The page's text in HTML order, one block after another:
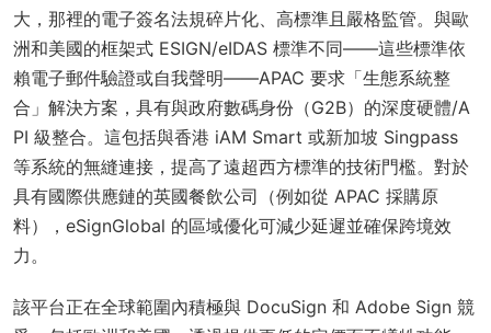
大，那裡的電子簽名法規碎片化、高標準且嚴格監管。與歐
洲和美國的框架式 ESIGN/eIDAS 標準不同——這些標準依
賴電子郵件驗證或自我聲明——APAC 要求「生態系統整
合」解決方案，具有與政府數碼身份（G2B）的深度硬體/A
PI 級整合。這包括與香港 iAM Smart 或新加坡 Singpass
等系統的無縫連接，提高了遠超西方標準的技術門檻。對於
具有國際供應鏈的英國餐飲公司（例如從 APAC 採購原
料），eSignGlobal 的區域優化可減少延遲並確保跨境效
力。
該平台正在全球範圍內積極與 DocuSign 和 Adobe Sign 競